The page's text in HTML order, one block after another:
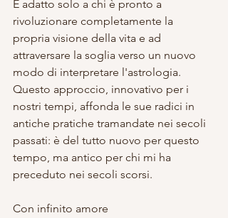
È adatto solo a chi è pronto a
rivoluzionare completamente la
propria visione della vita e ad
attraversare la soglia verso un nuovo
modo di interpretare l'astrologia.
Questo approccio, innovativo per i
nostri tempi, affonda le sue radici in
antiche pratiche tramandate nei secoli
passati: è del tutto nuovo per questo
tempo, ma antico per chi mi ha
preceduto nei secoli scorsi.
Con infinito amore